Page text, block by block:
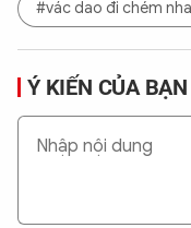
#vác dao đi chém
Ý KIẾN CỦA BẠN